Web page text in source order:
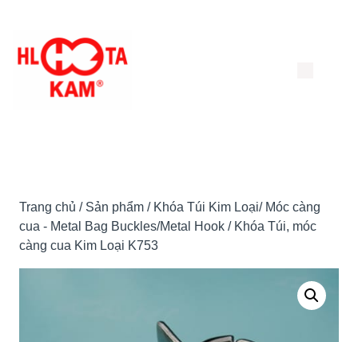
đến
Trang chủ / Sản phẩm / Khóa Túi Kim Loại/ Móc càng
cua - Metal Bag Buckles/Metal Hook / Khóa Túi, móc
càng cua Kim Loại K753